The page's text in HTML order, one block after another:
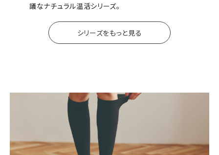
議なナチュラル温活シリーズ。
シリーズをもっと見る